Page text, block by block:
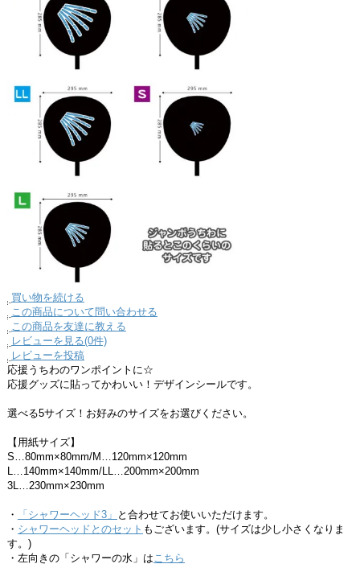
買い物を続ける
この商品について問い合わせる
この商品を友達に教える
レビューを見る(0件)
レビューを投稿
応援うちわのワンポイントに☆
応援グッズに貼ってかわいい！デザインシールです。
選べる5サイズ！お好みのサイズをお選びください。
【用紙サイズ】
S…80mm×80mm/M…120mm×120mm
L…140mm×140mm/LL…200mm×200mm
3L…230mm×230mm
・ 「シャワーヘッド3」 と合わせてお使いいただけます。
・ シャワーヘッドとのセット もございます。(サイズは少し小さくなりま
す。)
・左向きの「シャワーの水」はこちら